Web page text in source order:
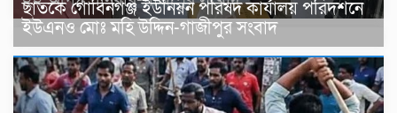
ছাতকে গোবিনগঞ্জ ইউনিয়ন পরিষদ কার্যালয় পরিদর্শনে
ইউএনও মোঃ মহি উদ্দিন-গাজীপুর সংবাদ